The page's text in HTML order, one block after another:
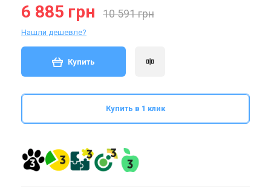
6 885 грн 10 591 грн
Нашли дешевле?
Купить
Купить в 1 клик